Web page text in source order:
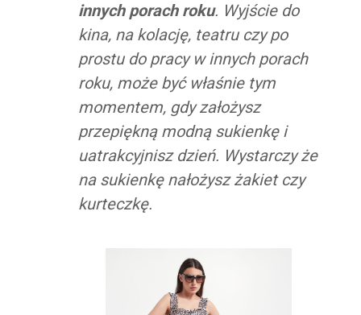
innych porach roku. Wyjście do
kina, na kolację, teatru czy po
prostu do pracy w innych porach
roku, może być właśnie tym
momentem, gdy założysz
przepiękną modną sukienkę i
uatrakcyjnisz dzień. Wystarczy że
na sukienkę nałożysz żakiet czy
kurteczkę.